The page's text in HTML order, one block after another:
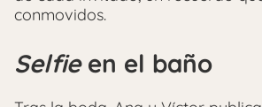
conmovidos.
Selfieen el baño